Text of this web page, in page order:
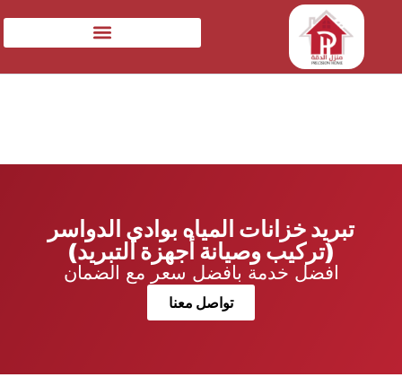
تبريد خزانات المياه بوادي الدواسر
(تركيب وصيانة أجهزة التبريد)
افضل خدمة بافضل سعر مع الضمان
تواصل معنا